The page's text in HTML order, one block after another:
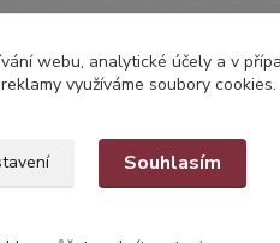
webu, analytické účely a v
využíváme soubory cookies.
Souhlasím